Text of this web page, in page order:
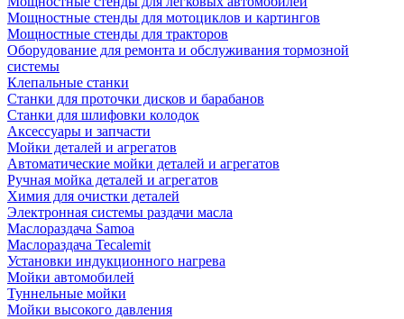
Мощностные стенды для мотоциклов и картингов
Мощностные стенды для тракторов
Оборудование для ремонта и обслуживания тормозной
системы
Клепальные станки
Станки для проточки дисков и барабанов
Станки для шлифовки колодок
Аксессуары и запчасти
Мойки деталей и агрегатов
Автоматические мойки деталей и агрегатов
Ручная мойка деталей и агрегатов
Химия для очистки деталей
Электронная системы раздачи масла
Маслораздача Samoa
Маслораздача Tecalemit
Установки индукционного нагрева
Мойки автомобилей
Туннельные мойки
Мойки высокого давления